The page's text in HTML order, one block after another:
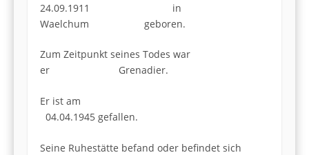
24.09.1911 in
Waelchum geboren.
Zum Zeitpunkt seines Todes war
er Grenadier.
Er ist am
04.04.1945 gefallen.
Seine Ruhestätte befand oder befindet sich